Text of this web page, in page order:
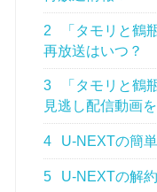
2
「タモリと鶴
再放送はいつ？
3
「タモリと鶴
見逃し配信動画
4 U-NEXTの簡
5 U-NEXTの解